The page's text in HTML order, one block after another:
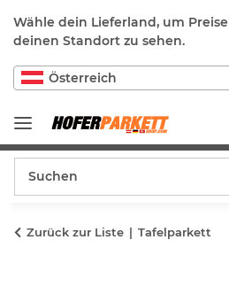
Wähle dein Lieferland, um
deinen Standort zu sehen.
Österreich
Zurück zur Liste Tafelparkett